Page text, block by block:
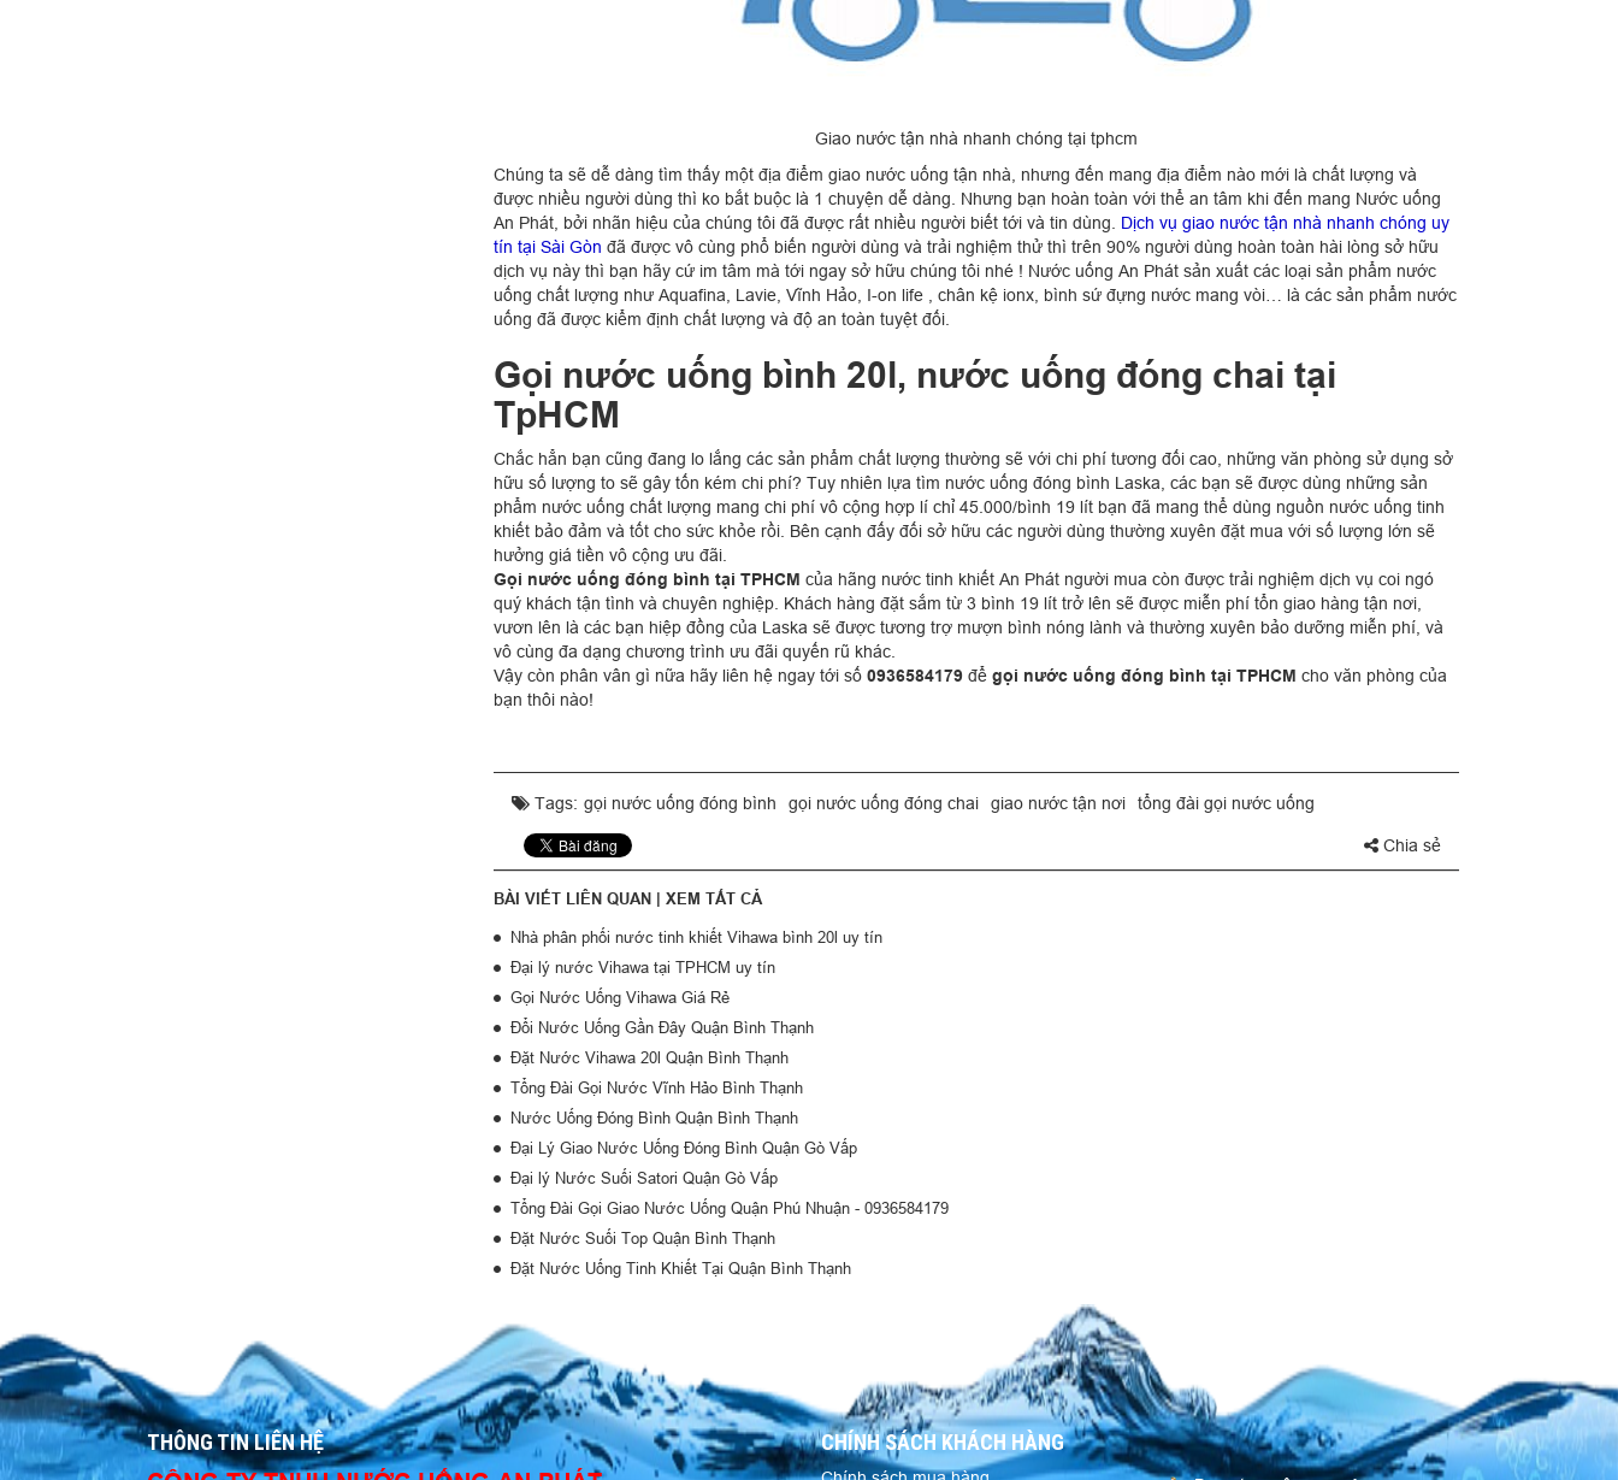
Giao nước tận nhà nhanh chóng tại tphcm
Chúng ta sẽ dễ dàng tìm thấy một địa điểm giao nước uống tận nhà, nhưng đến mang địa điểm nào mới là chất lượng và
được nhiều người dùng thì ko bắt buộc là 1 chuyện dễ dàng. Nhưng bạn hoàn toàn với thể an tâm khi đến mang Nước uống
An Phát, bởi nhãn hiệu của chúng tôi đã được rất nhiều người biết tới và tin dùng. Dịch vụ giao nước tận nhà nhanh chóng uy
tín tại Sài Gòn đã được vô cùng phổ biến người dùng và trải nghiệm thử thì trên 90% người dùng hoàn toàn hài lòng sở hữu
dịch vụ này thì bạn hãy cứ im tâm mà tới ngay sở hữu chúng tôi nhé ! Nước uống An Phát sản xuất các loại sản phẩm nước
uống chất lượng như Aquafina, Lavie, Vĩnh Hảo, I-on life , chân kệ ionx, bình sứ đựng nước mang vòi… là các sản phẩm nước
uống đã được kiểm định chất lượng và độ an toàn tuyệt đối.
Gọi nước uống bình 20l, nước uống đóng chai tại
TpHCM
Chắc hẳn bạn cũng đang lo lắng các sản phẩm chất lượng thường sẽ với chi phí tương đối cao, những văn phòng sử dụng sở
hữu số lượng to sẽ gây tốn kém chi phí? Tuy nhiên lựa tìm nước uống đóng bình Laska, các bạn sẽ được dùng những sản
phẩm nước uống chất lượng mang chi phí vô cộng hợp lí chỉ 45.000/bình 19 lít bạn đã mang thể dùng nguồn nước uống tinh
khiết bảo đảm và tốt cho sức khỏe rồi. Bên cạnh đấy đối sở hữu các người dùng thường xuyên đặt mua với số lượng lớn sẽ
hưởng giá tiền vô cộng ưu đãi.
Gọi nước uống đóng bình tại TPHCM của hãng nước tinh khiết An Phát người mua còn được trải nghiệm dịch vụ coi ngó
quý khách tận tình và chuyên nghiệp. Khách hàng đặt sắm từ 3 bình 19 lít trở lên sẽ được miễn phí tổn giao hàng tận nơi,
vươn lên là các bạn hiệp đồng của Laska sẽ được tương trợ mượn bình nóng lành và thường xuyên bảo dưỡng miễn phí, và
vô cùng đa dạng chương trình ưu đãi quyến rũ khác.
Vậy còn phân vân gì nữa hãy liên hệ ngay tới số 0936584179để gọi nước uống đóng bình tại TPHCM cho văn phòng của
bạn thôi nào!
Tags: gọi nước uống đóng bình gọi nước uống đóng chai giao nước tận nơi tổng đài gọi nước uống
Chia sẻ
BÀI VIẾT LIÊN QUAN | XEM TẤT CẢ
Nhà phân phối nước tinh khiết Vihawa bình 20l uy tín
Đại lý nước Vihawa tại TPHCM uy tín
Gọi Nước Uống Vihawa Giá Rẻ
Đổi Nước Uống Gần Đây Quận Bình Thạnh
Đặt Nước Vihawa 20l Quận Bình Thạnh
Tổng Đài Gọi Nước Vĩnh Hảo Bình Thạnh
Nước Uống Đóng Bình Quận Bình Thạnh
Đại Lý Giao Nước Uống Đóng Bình Quận Gò Vấp
Đại lý Nước Suối Satori Quận Gò Vấp
Tổng Đài Gọi Giao Nước Uống Quận Phú Nhuận - 0936584179
Đặt Nước Suối Top Quận Bình Thạnh
Đặt Nước Uống Tinh Khiết Tại Quận Bình Thạnh
THÔNG TIN LIÊN HỆ CHÍNH SÁCH KHÁCH HÀNG